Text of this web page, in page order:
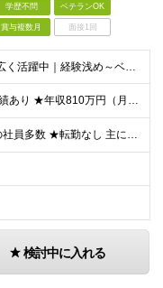
学歴不問 ベテランOK
賞与複数月 面接1回
≪20代～40代まで幅広く活躍中｜経験浅め～ベテランまで応募OK≫ ◆学歴不問 ◆以下いずれかの経験がある方 ├何らかの組込系の開発経験 └MATLABを用いたモデルベース開発
★賞与5カ月支給の実績あり ★年収810万円（月給49万円＋諸手当+賞与年2回）実例あり ＼あなたの経験を給与に還元いたします／ ▼基本的な組み込みの知識がある方 月給25.4万円～＋各種手当＋賞与
★ハイブリット勤務の社員多数 ★転勤なし 主に東京23区内もしくは愛知拠点にてJTEKT関連の組込プロジェクトをお任せします。 ☆その他、愛知・三重・神奈川・群馬・静岡・奈良・大阪でのプロジェクト
検討中に入れる